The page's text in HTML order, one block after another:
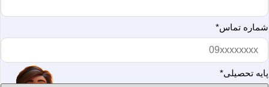
تماس *
تحصیلی *